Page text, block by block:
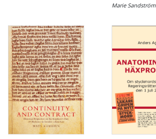
Marie Sandström